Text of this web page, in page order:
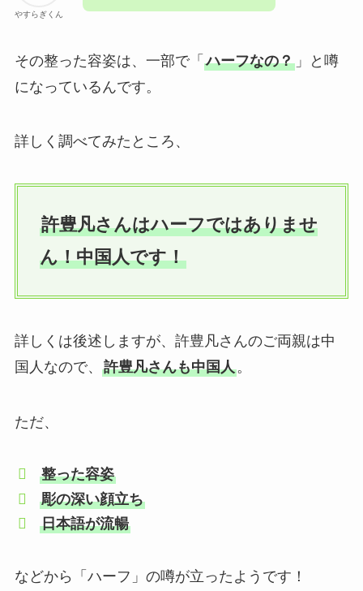
やすらぎくん
その整った容姿は、一部で「 ハーフなの？」と噂
になっているんです。
詳しく調べてみたところ、
許豊凡さんはハーフではありませ
ん！中国人です！
詳しくは後述しますが、許豊凡さんのご両親は中
国人なので、 許豊凡さんも中国人。
ただ、
整った容姿
彫の深い顔立ち
日本語が流暢
などから「ハーフ」の噂が立ったようです！